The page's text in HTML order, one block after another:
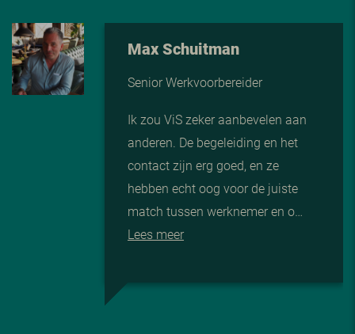
Max Schuitman
Senior Werkvoorbereider
Ik zou ViS zeker aanbevelen aan
anderen. De begeleiding en het
contact zijn erg goed, en ze
hebben echt oog voor de juiste
match tussen werknemer en o…
Lees meer